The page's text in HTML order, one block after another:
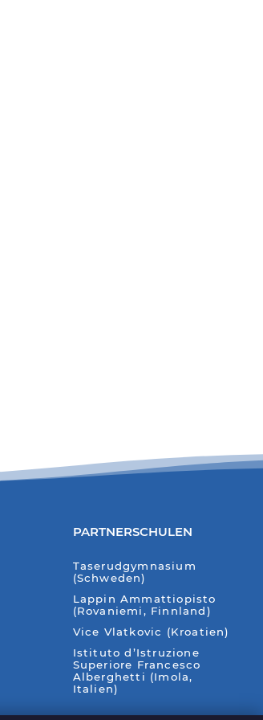
PARTNERSCHULEN
Taserudgymnasium
(Schweden)
Lappin Ammattiopisto
(Rovaniemi, Finnland)
Vice Vlatkovic (Kroatien)
Istituto d’Istruzione
Superiore Francesco
Alberghetti (Imola,
Italien)